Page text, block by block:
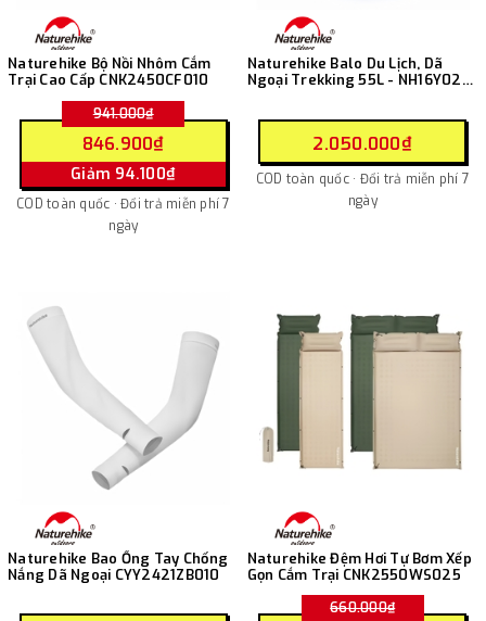
Naturehike Bộ Nồi Nhôm Cắm
Trại Cao Cấp CNK2450CF010
846.900₫
941.000₫
Giảm 94.100₫
COD toàn quốc · Đổi trả miễn phí 7
ngày
Naturehike Balo Du Lịch, Dã
Ngoại Trekking 55L - NH16Y020-
2.050.000₫
COD toàn quốc · Đổi trả miễn phí 7
ngày
Naturehike Bao Ống Tay Chống
Nắng Dã Ngoại CYY2421ZB010
Naturehike Đệm Hơi Tự Bơm Xếp
Gọn Cắm Trại CNK2550WS025
660.000₫